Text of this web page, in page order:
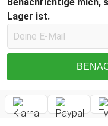
Lager ist.